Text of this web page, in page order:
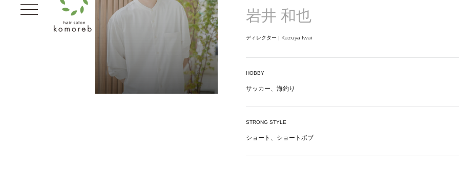
岩井 和也
ディレクター | Kazuya Iwai
HOBBY
サッカー、海釣り
STRONG STYLE
ショート、ショートボブ